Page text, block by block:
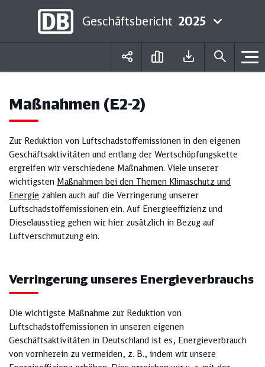
Geschäftsbericht 2025
Maßnahmen (E2-2)
Zur Reduktion von Luftschadstoffemissionen in den eigenen
Geschäftsaktivitäten und entlang der Wertschöpfungskette
ergreifen wir verschiedene Maßnahmen. Viele unserer
wichtigsten Maßnahmen bei den Themen Klimaschutz und
Energie zahlen auch auf die Verringerung unserer
Luftschadstoffemissionen ein. Auf Energieeffizienz und
Dieselausstieg gehen wir hier zusätzlich in Bezug auf
Luftverschmutzung ein.
Verringerung unseres Energieverbrauchs
Die wichtigste Maßnahme zur Reduktion von
Luftschadstoffemissionen in unseren eigenen
Geschäftsaktivitäten in Deutschland ist es, Energieverbrauch
von vornherein zu vermeiden, z. B., indem wir unsere